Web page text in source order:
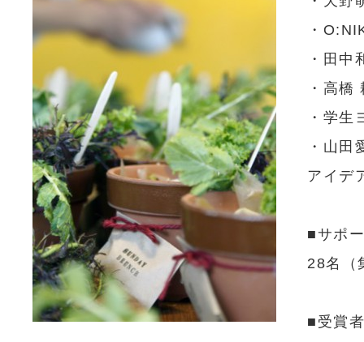
・
・田中
・高橋
・学生
・山田
アイデ
■サポ
28名（
■受賞者